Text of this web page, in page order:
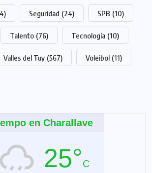
Seguridad (24) SPB (10)
Talento (76) Tecnología (10)
Valles del Tuy (567) Voleibol (11)
en Charallave
25°C